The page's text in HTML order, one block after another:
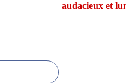
audacieux et